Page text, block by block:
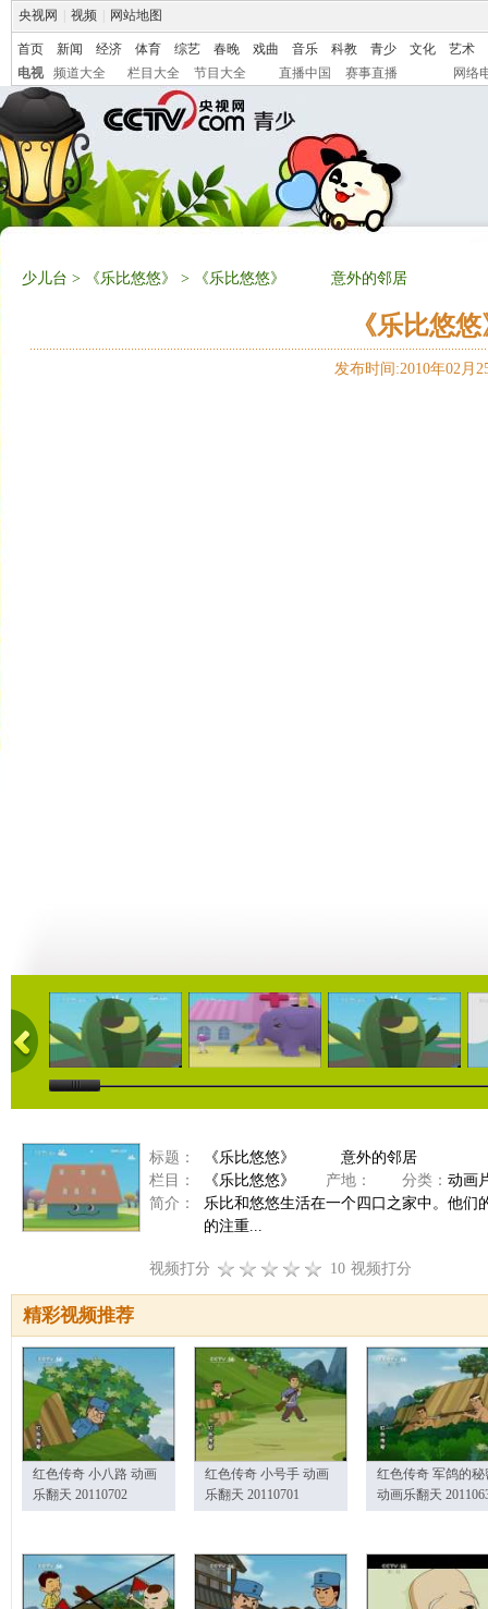
央视网 视频 网站地图
首页 新闻 经济 体育 综艺 春晚 戏曲 音乐 科教 青少 文化
艺术
电视
频道大全 栏目大全 节目大全 直播中国 赛事直播 网络
少儿台 > 《乐比悠悠》 > 《乐比悠悠》 意外的邻居
《乐比
发布时间:2010年02月
06:13 05:02 06:13
标题：
《乐比悠悠》 意外的邻居
栏目：
《乐比悠悠》 产地： 分类： 动画
简介：
乐比和悠悠生活在一个四口之家中。他们
的注重...
视频打分 10 视频打分
精彩视频推荐
红色传奇 小八路 动画
乐翻天 20110702
红色传奇 小号手 动画
乐翻天 20110701
红色传奇 军鸽的秘
动画乐翻天